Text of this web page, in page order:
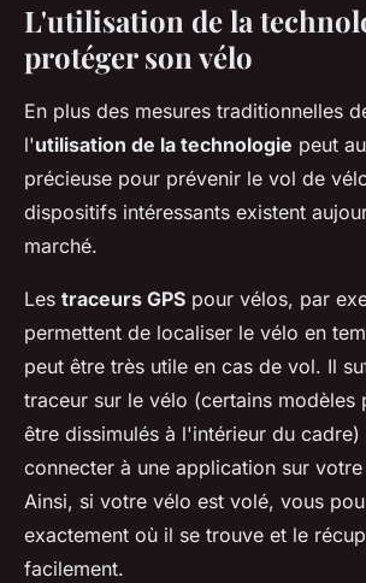
L'utilisation de la
protéger son vélo
En plus des mesures traditionnelles
l'utilisation de la technologie peut
précieuse pour prévenir le vol de
dispositifs intéressants existent
marché.
Les traceurs GPS pour vélos, par
permettent de localiser le vélo en
peut être très utile en cas de vol. Il
traceur sur le vélo (certains modèles
être dissimulés à l'intérieur du cadre)
connecter à une application sur
Ainsi, si votre vélo est volé, vous
exactement où il se trouve et le
facilement.